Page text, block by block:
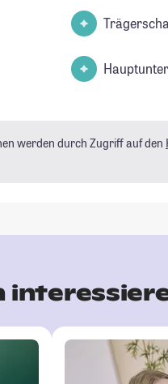
werden durch Zugriff auf den